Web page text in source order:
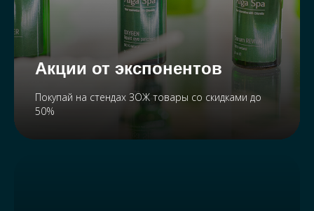
Акции от экспонентов
Покупай на стендах ЗОЖ товары со скидками до
50%